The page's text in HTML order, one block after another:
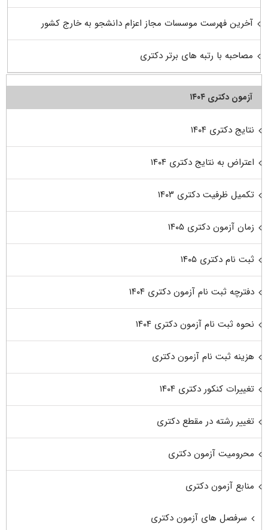
آخرین فهرست موسسات مجاز اعزام دانشجو به خارج کشور
مصاحبه با رتبه های برتر دکتری
آزمون دکتری ۱۴۰۴
نتایج دکتری ۱۴۰۴
اعتراض به نتایج دکتری ۱۴۰۴
تکمیل ظرفیت دکتری ۱۴۰۳
زمان آزمون دکتری ۱۴۰۵
ثبت نام دکتری ۱۴۰۵
دفترچه ثبت نام آزمون دکتری ۱۴۰۴
نحوه ثبت نام آزمون دکتری ۱۴۰۴
هزینه ثبت نام آزمون دکتری
تغییرات کنکور دکتری ۱۴۰۴
تغییر رشته در مقطع دکتری
محرومیت آزمون دکتری
منابع آزمون دکتری
سرفصل های آزمون دکتری